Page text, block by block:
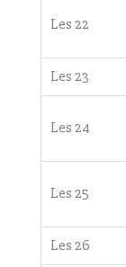
Les 22
Les 23
Les 24
Les 25
Les 26